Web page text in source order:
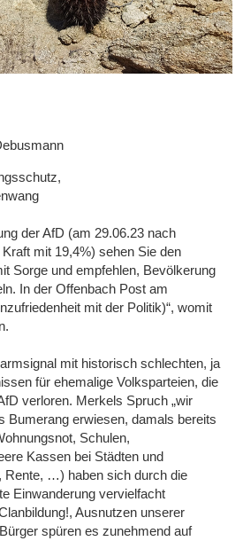
der AfD (am 29.06.23 nach
mit 19,4%) sehen Sie den
Sorge und empfehlen, Bevölkerung
In der Offenbach Post am
mit der Politik)“, womit
mit historisch schlechten, ja
für ehemalige Volksparteien, die
verloren. Merkels Spruch „wir
Bumerang erwiesen, damals bereits
Schulen,
Kassen bei Städten und
Rente, …) haben sich durch die
Einwanderung vervielfacht
Ausnutzen unserer
spüren es zunehmend auf